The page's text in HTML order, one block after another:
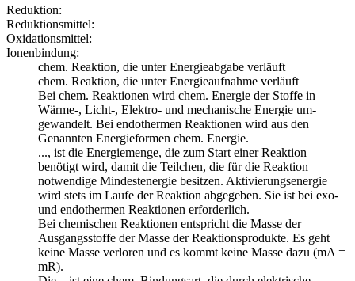
Reduktion:
Reduktionsmittel:
Oxidationsmittel:
Ionenbindung:
chem. Reaktion, die unter Energieabgabe verläuft
chem. Reaktion, die unter Energieaufnahme verläuft
Bei chem. Reaktionen wird chem. Energie der Stoffe in
Wärme-, Licht-, Elektro- und mechanische Energie um-
gewandelt. Bei endothermen Reaktionen wird aus den
Genannten Energieformen chem. Energie.
..., ist die Energiemenge, die zum Start einer Reaktion
benötigt wird, damit die Teilchen, die für die Reaktion
notwendige Mindestenergie besitzen. Aktivierungsenergie
wird stets im Laufe der Reaktion abgegeben. Sie ist bei exo-
und endothermen Reaktionen erforderlich.
Bei chemischen Reaktionen entspricht die Masse der
Ausgangsstoffe der Masse der Reaktionsprodukte. Es geht
keine Masse verloren und es kommt keine Masse dazu (mA =
mR).